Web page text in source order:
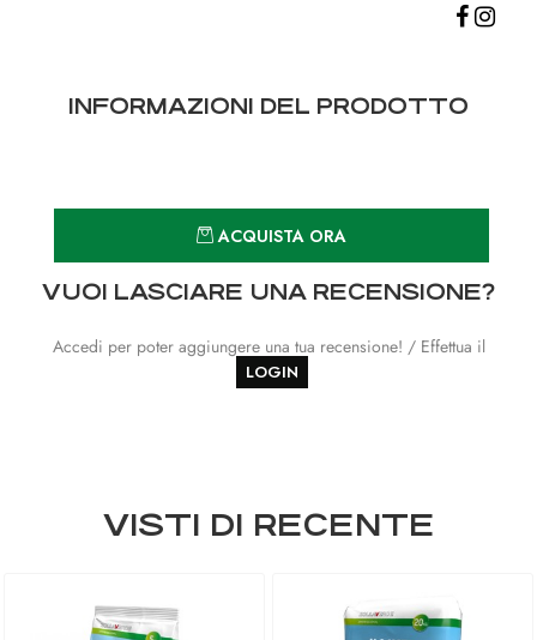
INFORMAZIONI DEL PRODOTTO
ACQUISTA ORA
VUOI LASCIARE UNA RECENSIONE?
Accedi per poter aggiungere una tua recensione! / Effettua il
LOGIN
VISTI DI RECENTE